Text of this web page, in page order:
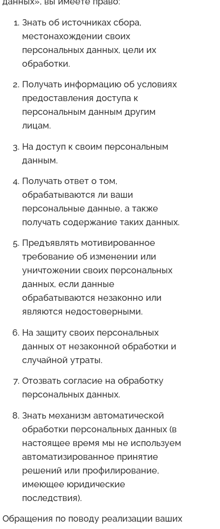
Знать об источниках сбора,
местонахождении своих
персональных данных, цели их
обработки.
Получать информацию об условиях
предоставления доступа к
персональным данным другим
лицам.
На доступ к своим персональным
данным.
Получать ответ о том,
обрабатываются ли ваши
персональные данные, а также
получать содержание таких данных.
Предъявлять мотивированное
требование об изменении или
уничтожении своих персональных
данных, если данные
обрабатываются незаконно или
являются недостоверными.
На защиту своих персональных
данных от незаконной обработки и
случайной утраты.
Отозвать согласие на обработку
персональных данных.
Знать механизм автоматической
обработки персональных данных (в
настоящее время мы не используем
автоматизированное принятие
решений или профилирование,
имеющее юридические
последствия).
Обращения по поводу реализации ваших